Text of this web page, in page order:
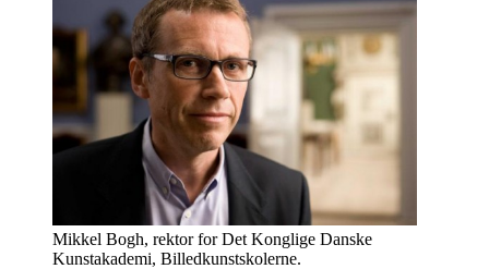
Mikkel Bogh, rektor for Det Konglige Danske
Kunstakademi, Billedkunstskolerne.